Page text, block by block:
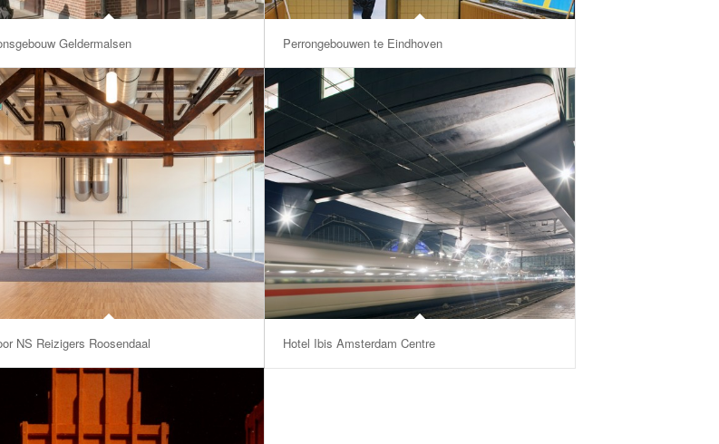
Geldermalsen Perrongebouwen te Eindhoven
NS Reizigers Roosendaal Hotel Ibis Amsterdam Centre